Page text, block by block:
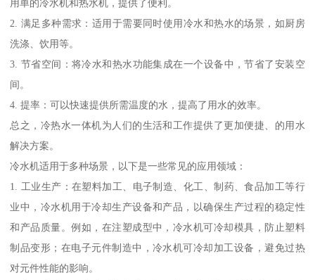
用单的冷水机和热水机，提供了便利。
2. 满足多种需求：适用于需要同时使用冷水和热水的场景，如厨房
洗涤、饮用等。
3. 节省空间：将冷水和热水功能集成在一个设备中，节省了安装空
间。
4. 提率：可以快速提供所需温度的水，提高了用水的效率。
总之，冷热水一体机为人们的生活和工作提供了更加便捷、的用水
解决方案。
冷水机适用于多种场景，以下是一些常见的应用领域：
1. 工业生产：在塑料加工、电子制造、化工、制药、食品加工等行
业中，冷水机用于冷却生产设备和产品，以确保生产过程的稳定性
和产品质量。例如，在注塑成型中，冷水机可冷却模具，防止塑料
制品变形；在电子元件制造中，冷水机可冷却加工设备，避免过热
对元件性能的影响。